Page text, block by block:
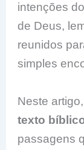
intenções
de Deus,
reunidos
simples
Neste
texto
passagens